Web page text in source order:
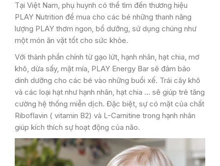
Tại Việt Nam, phụ huynh có thể tìm đến thương hiệu
PLAY Nutrition để mua cho các bé những thanh năng
lượng PLAY thơm ngon, bổ dưỡng, sử dụng chúng như
một món ăn vặt tốt cho sức khỏe.
Với thành phần chính từ gạo lứt, hạnh nhân, hạt chia, mơ
khô, dừa sấy, mật mía, PLAY Energy Bar sẽ đảm bảo
dinh dưỡng cho các bé vào những buổi xế. Trái cây khô
và các loại hạt như hạnh nhân, hạt chia … sẽ giúp trẻ tăng
cường hệ thống miễn dịch. Đặc biệt, sự có mặt của chất
Riboflavin ( vitamin B2) và L-Carnitine trong hạnh nhân
giúp kích thích sự hoạt động của não.